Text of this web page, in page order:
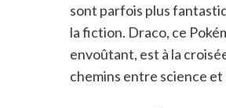
sont parfois plus
la fiction. Draco, ce
envoûtant, est à la
chemins entre science